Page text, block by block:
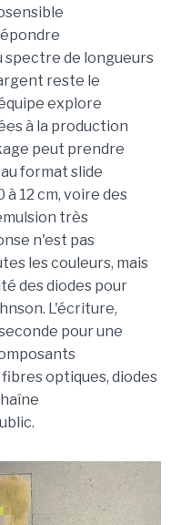
spectre de longueurs
reste le
explore
à la production
peut prendre
format slide
12 cm, voire des
très
n'est pas
les couleurs, mais
des diodes pour
L'écriture,
pour une
optiques, diodes